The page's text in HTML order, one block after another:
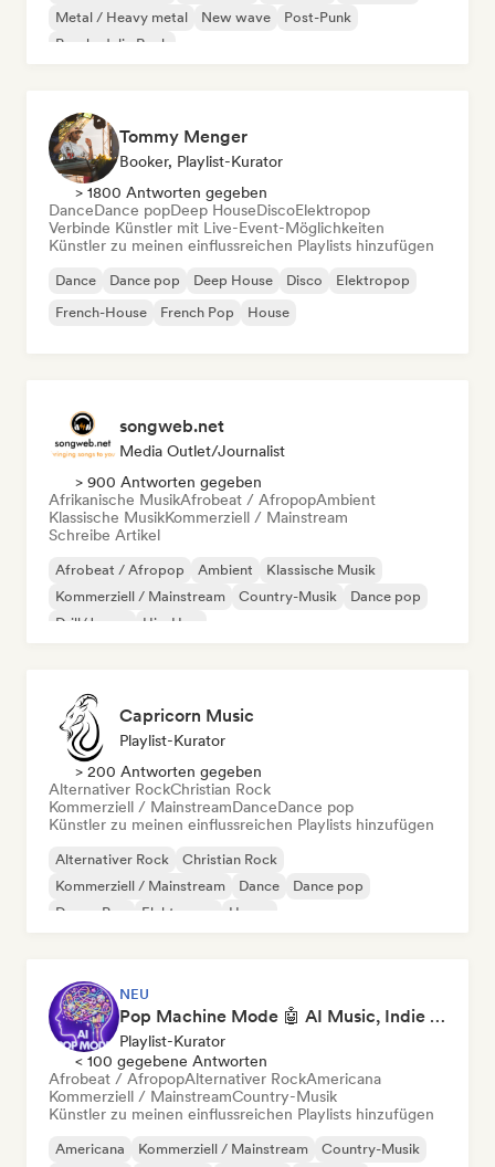
Metal / Heavy metal
New wave
Post-Punk
Psychedelic Rock
Tommy Menger
Booker, Playlist-Kurator
> 1800 Antworten gegeben
DanceDance popDeep HouseDiscoElektropop
Verbinde Künstler mit Live-Event-Möglichkeiten
Künstler zu meinen einflussreichen Playlists hinzufügen
Dance Dance pop Deep House Disco
Elektropop
French-House
French Pop House
songweb.net
Media Outlet/Journalist
> 900 Antworten gegeben
Afrikanische MusikAfrobeat / AfropopAmbient
Klassische MusikKommerziell / Mainstream
Schreibe Artikel
Afrobeat / Afropop Ambient
Klassische Musik
Kommerziell / Mainstream
Country-Musik
Dance pop
Drill/Jersey
Hip-Hop
Capricorn Music
Playlist-Kurator
> 200 Antworten gegeben
Alternativer RockChristian Rock
Kommerziell / MainstreamDanceDance pop
Künstler zu meinen einflussreichen Playlists hinzufügen
Alternativer Rock
Christian Rock
Kommerziell / Mainstream
Dance
Dance pop
Dream Pop
Elektropop House
NEU
Pop Machine Mode 🤖 AI Music, Indie Pop & Dream Pop
Playlist-Kurator
< 100 gegebene Antworten
Afrobeat / AfropopAlternativer RockAmericana
Kommerziell / MainstreamCountry-Musik
Künstler zu meinen einflussreichen Playlists hinzufügen
Americana Kommerziell / Mainstream Country-Musik